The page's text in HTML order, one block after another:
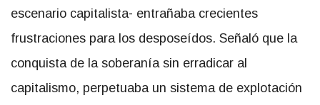
escenario capitalista- entrañaba crecientes
frustraciones para los desposeídos. Señaló que la
conquista de la soberanía sin erradicar al
capitalismo, perpetuaba un sistema de explotación